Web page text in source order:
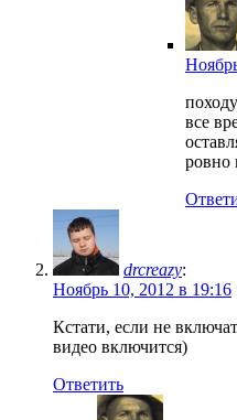
все
ровно
drcreazy:
Ноябрь 10, 2012 в 19:16
Кстати, если не
видео включится)
Ответить